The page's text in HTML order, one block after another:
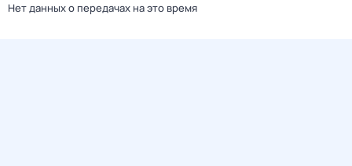
Нет данных о передачах на это время